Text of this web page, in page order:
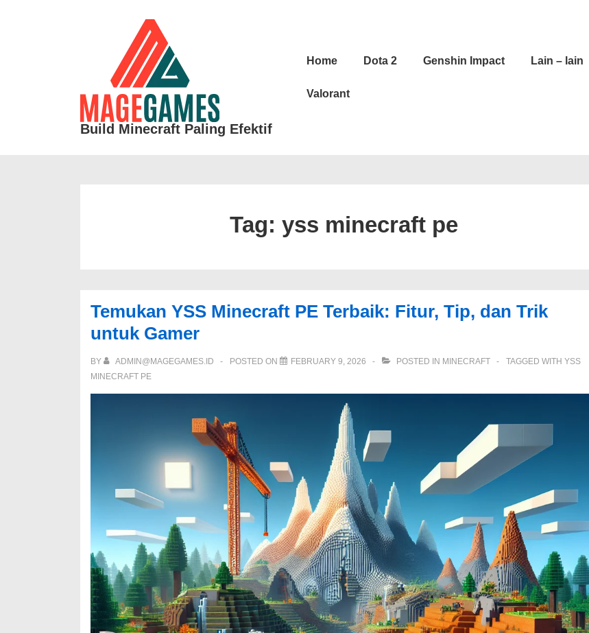
Build Minecraft Paling Efektif
Main
Home Dota 2 Genshin Impact Lain – lain
Valorant
Tag: yss minecraft pe
Temukan YSS Minecraft PE Terbaik: Fitur, Tip, dan Trik
untuk Gamer
BY ADMIN@MAGEGAMES.ID POSTED ON FEBRUARY 9, 2026 POSTED IN MINECRAFT TAGGED WITH YSS
MINECRAFT PE